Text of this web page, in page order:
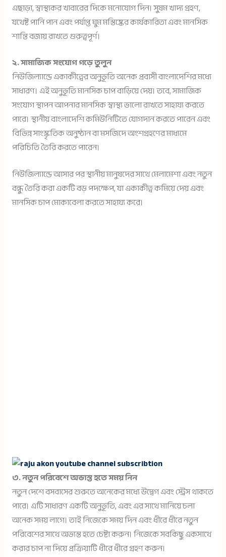
এছাড়া, স্বাস্থ্যকর খাবারের দিকে মনোযোগ দিন। সুষম খাদ্য গ্রহণ,
যথেষ্ট পানি পান এবং পর্যাপ্ত ঘুম মস্তিষ্কের কার্যকারিতা এবং মানসিক
শান্তি বজায় রাখতে গুরুত্বপূর্ণ।
২. সামাজিক সংযোগ গড়ে তুলুন
নিউজিল্যান্ডে একাকীত্বের অনুভূতি অনেক প্রবাসী বাংলাদেশির মধ্যে
সাধারণ। এই অনুভূতি মানসিক চাপ বাড়িয়ে দেয়। তবে, সামাজিক
সংযোগ স্থাপন আপনার মানসিক স্বাস্থ্য ভালো রাখতে সাহায্য করতে
পারে। স্থানীয় বাংলাদেশি কমিউনিটিতে যোগদান করতে পারেন এবং
বিভিন্ন সাংস্কৃতিক অনুষ্ঠান বা মসজিদে অংশগ্রহণের মাধ্যমে
পরিচিতি তৈরি করতে পারেন।
নিউজিল্যান্ডে আসার পর স্থানীয় মানুষদের সাথে মেলামেশা এবং নতুন
বন্ধু তৈরি করা একটি বড় পদক্ষেপ, যা একাকীত্ব কমিয়ে দেয় এবং
মানসিক চাপ মোকাবেলা করতে সাহায্য করে।
৩. নতুন পরিবেশে অভ্যস্ত হতে সময় নিন
নতুন দেশে বসবাসের শুরুতে অনেকের মধ্যে উদ্বেগ এবং স্ট্রেস থাকতে
পারে। এটি সাধারণ একটি অনুভূতি, এবং এর সাথে মানিয়ে চলা
অনেক সময় লাগে। তাই নিজেকে সময় দিন এবং ধীরে ধীরে নতুন
পরিবেশের সাথে অভ্যস্ত হতে চেষ্টা করুন। নিজেকে সবকিছু একসাথে
করার চাপ না দিয়ে প্রক্রিয়াটি ধীরে ধীরে গ্রহণ করুন।